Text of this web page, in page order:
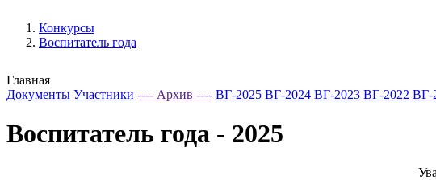
Конкурсы
Воспитатель года
Главная
Документы Участники ---- Архив ---- ВГ-2025 ВГ-2024 ВГ-2023 ВГ-2022 ВГ-
Воспитатель года - 2025